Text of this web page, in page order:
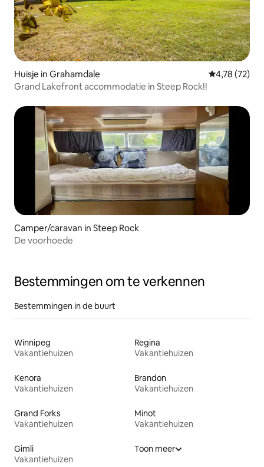
Huisje in Grahamdale Gemiddelde
4,78 (72)
Grand Lakefront accommodatie in Steep Rock!!
Camper/caravan in Steep Rock
De voorhoede
Bestemmingen om te verkennen
Bestemmingen in de buurt
Winnipeg
Vakantiehuizen
Regina
Vakantiehuizen
Kenora
Vakantiehuizen
Brandon
Vakantiehuizen
Grand Forks
Vakantiehuizen
Minot
Vakantiehuizen
Gimli
Vakantiehuizen
Toon meer